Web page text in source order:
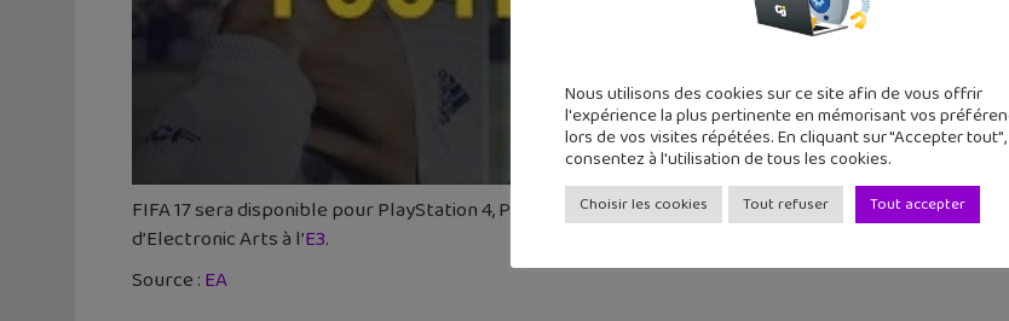
FIFA 17 sera disponible pour PlayStation 4, PlayStation 3, Xbox One, Xbox 360 et PC. On en saura
d’Electronic Arts à l’E3.
Source :EA
Nous utilisons des cookies sur ce site afin de vous offrir
l'expérience la plus pertinente en mémorisant vos
lors de vos visites répétées. En cliquant sur "Accepter
consentez à l'utilisation de tous les cookies.
Choisir les cookies Tout refuser Tout accepter